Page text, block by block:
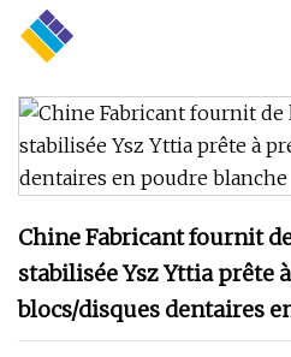
Chine Fabricant fournit
stabilisée Ysz Yttia prête
blocs/disques dentaires